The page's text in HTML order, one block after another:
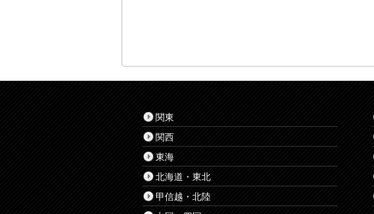
関東
関西
東海
北海道・東北
甲信越・北陸